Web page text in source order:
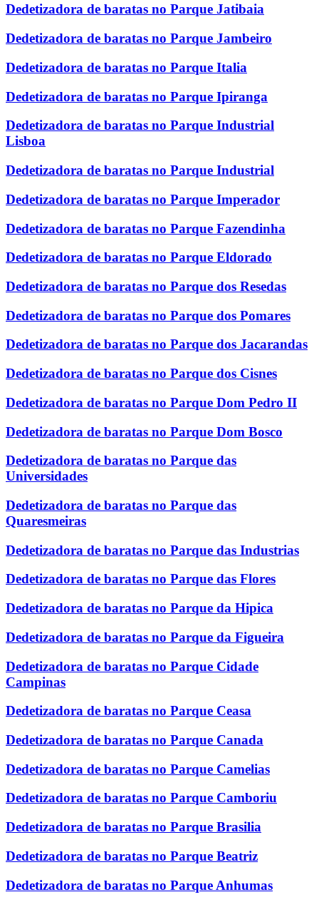
Dedetizadora de baratas no Parque Jatibaia
Dedetizadora de baratas no Parque Jambeiro
Dedetizadora de baratas no Parque Italia
Dedetizadora de baratas no Parque Ipiranga
Dedetizadora de baratas no Parque Industrial
Lisboa
Dedetizadora de baratas no Parque Industrial
Dedetizadora de baratas no Parque Imperador
Dedetizadora de baratas no Parque Fazendinha
Dedetizadora de baratas no Parque Eldorado
Dedetizadora de baratas no Parque dos Resedas
Dedetizadora de baratas no Parque dos Pomares
Dedetizadora de baratas no Parque dos Jacarandas
Dedetizadora de baratas no Parque dos Cisnes
Dedetizadora de baratas no Parque Dom Pedro II
Dedetizadora de baratas no Parque Dom Bosco
Dedetizadora de baratas no Parque das
Universidades
Dedetizadora de baratas no Parque das
Quaresmeiras
Dedetizadora de baratas no Parque das Industrias
Dedetizadora de baratas no Parque das Flores
Dedetizadora de baratas no Parque da Hipica
Dedetizadora de baratas no Parque da Figueira
Dedetizadora de baratas no Parque Cidade
Campinas
Dedetizadora de baratas no Parque Ceasa
Dedetizadora de baratas no Parque Canada
Dedetizadora de baratas no Parque Camelias
Dedetizadora de baratas no Parque Camboriu
Dedetizadora de baratas no Parque Brasilia
Dedetizadora de baratas no Parque Beatriz
Dedetizadora de baratas no Parque Anhumas